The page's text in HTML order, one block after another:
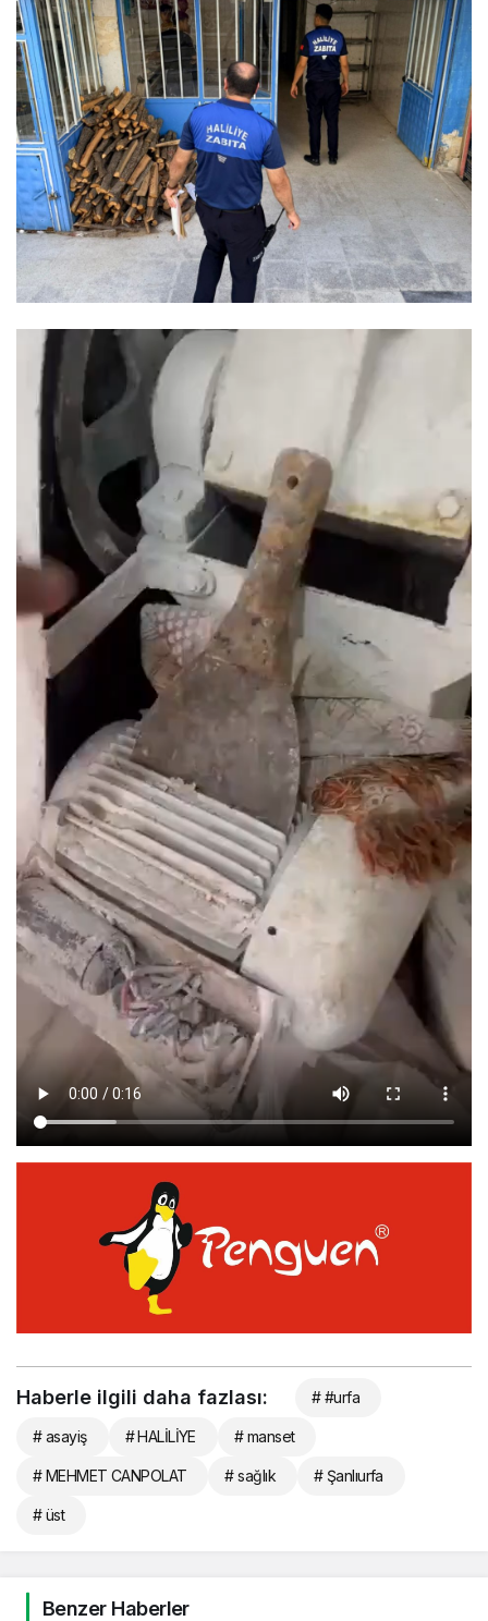
Haberle ilgili daha fazlası: # #urfa
# asayiş # HALİLİYE # manset
# MEHMET CANPOLAT # sağlık # Şanlıurfa
# üst
Benzer Haberler